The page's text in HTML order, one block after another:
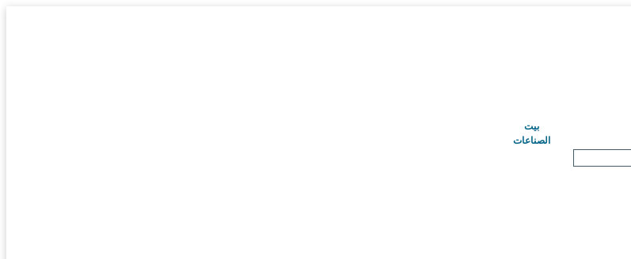
بيت(حاضِر)
الصناعات